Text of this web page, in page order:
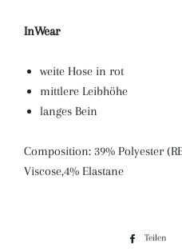
InWear
weite Hose in rot
mittlere Leibhöhe
langes Bein
Composition: 39% Polyester
Viscose,4% Elastane
Teilen